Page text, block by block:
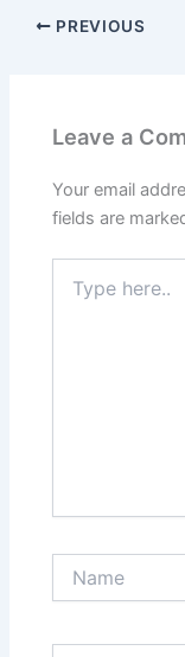
PREVIOUS
Leave a
Your email
fields are
here..